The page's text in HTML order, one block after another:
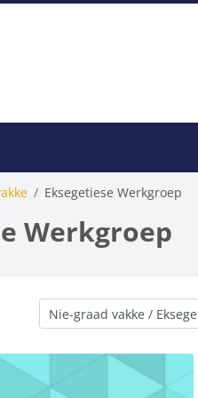
2
Eksegetiese Werkgroep
Werkgroep
kategorieë